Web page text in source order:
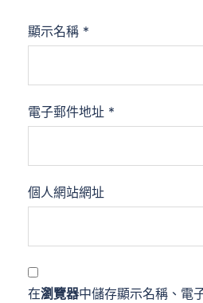
顯示名稱 *
電子郵件地址 *
個人網站網址
在瀏覽器中儲存顯示名稱、電